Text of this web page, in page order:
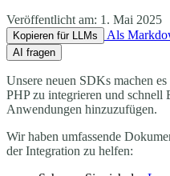
Veröffentlicht am: 1. Mai 2025
Kopieren für LLMs Als
AI fragen
Unsere neuen SDKs machen
PHP zu integrieren und
Anwendungen hinzuzufügen.
Wir haben umfassende
der Integration zu helfen: